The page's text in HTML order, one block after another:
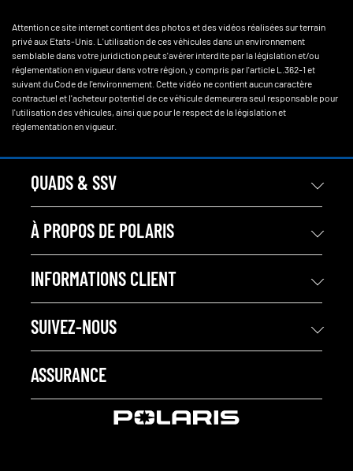
Attention ce site internet contient des photos et des vidéos réalisées sur terrain
privé aux Etats-Unis. L'utilisation de ces véhicules dans un environnement
semblable dans votre juridiction peut s'avérer interdite par la législation et/ou
réglementation en vigueur dans votre région, y compris par l'article L.362-1 et
suivant du Code de l'environnement. Cette vidéo ne contient aucun caractère
contractuel et l'acheteur potentiel de ce véhicule demeurera seul responsable pour
l'utilisation des véhicules, ainsi que pour le respect de la législation et
réglementation en vigueur.
QUADS & SSV
À PROPOS DE POLARIS
INFORMATIONS CLIENT
SUIVEZ-NOUS
ASSURANCE